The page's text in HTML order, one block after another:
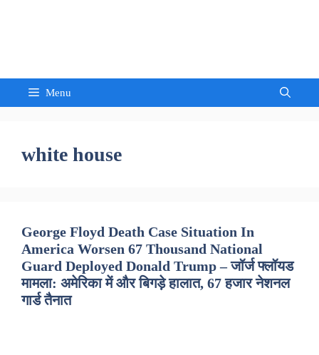
Menu
white house
George Floyd Death Case Situation In
America Worsen 67 Thousand National
Guard Deployed Donald Trump – जॉर्ज फ्लॉयड
मामला: अमेरिका में और बिगड़े हालात, 67 हजार नेशनल
गार्ड तैनात